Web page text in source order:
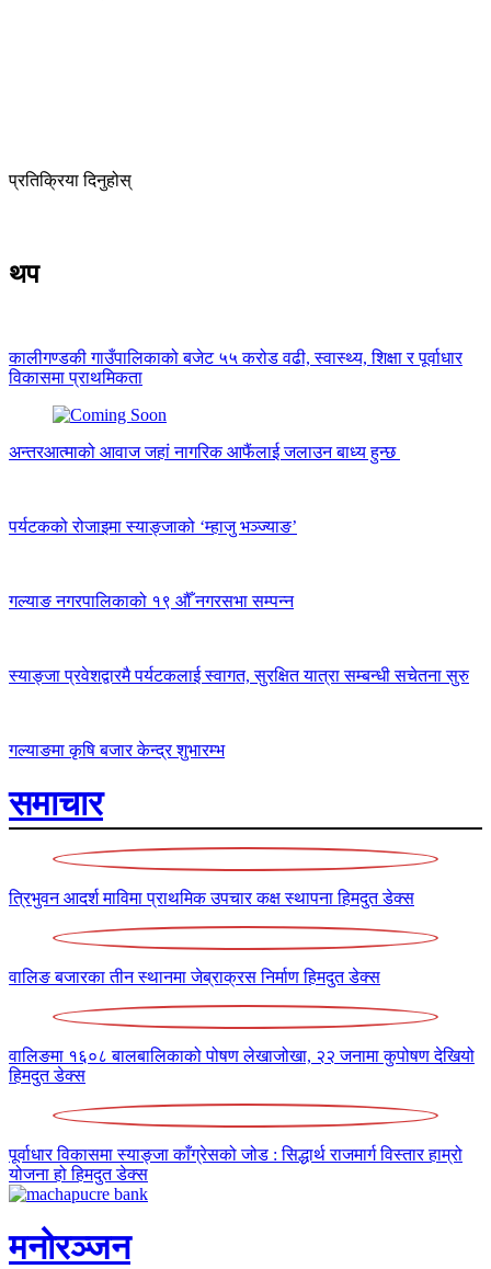
प्रतिक्रिया दिनुहोस्
थप
कालीगण्डकी गाउँपालिकाको बजेट ५५ करोड वढी, स्वास्थ्य, शिक्षा र पूर्वाधार
विकासमा प्राथमिकता
अन्तरआत्माको आवाज जहां नागरिक आफैंलाई जलाउन बाध्य हुन्छ
पर्यटकको रोजाइमा स्याङ्जाको ‘म्हाजु भञ्ज्याङ’
गल्याङ नगरपालिकाको १९ औँ नगरसभा सम्पन्न
स्याङ्जा प्रवेशद्वारमै पर्यटकलाई स्वागत, सुरक्षित यात्रा सम्बन्धी सचेतना सुरु
गल्याङमा कृषि बजार केन्द्र शुभारम्भ
समाचार
त्रिभुवन आदर्श माविमा प्राथमिक उपचार कक्ष स्थापना हिमदुत डेक्स
वालिङ बजारका तीन स्थानमा जेब्राक्रस निर्माण हिमदुत डेक्स
वालिङमा १६०८ बालबालिकाको पोषण लेखाजोखा, २२ जनामा कुपोषण देखियो
हिमदुत डेक्स
पूर्वाधार विकासमा स्याङ्जा काँग्रेसको जोड : सिद्धार्थ राजमार्ग विस्तार हाम्रो
योजना हो हिमदुत डेक्स
मनोरञ्जन